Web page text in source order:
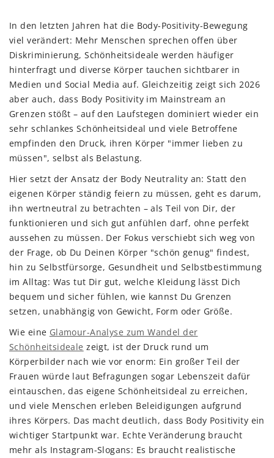
In den letzten Jahren hat die Body-Positivity-Bewegung
viel verändert: Mehr Menschen sprechen offen über
Diskriminierung, Schönheitsideale werden häufiger
hinterfragt und diverse Körper tauchen sichtbarer in
Medien und Social Media auf. Gleichzeitig zeigt sich 2026
aber auch, dass Body Positivity im Mainstream an
Grenzen stößt – auf den Laufstegen dominiert wieder ein
sehr schlankes Schönheitsideal und viele Betroffene
empfinden den Druck, ihren Körper "immer lieben zu
müssen", selbst als Belastung.
Hier setzt der Ansatz der Body Neutrality an: Statt den
eigenen Körper ständig feiern zu müssen, geht es darum,
ihn wertneutral zu betrachten – als Teil von Dir, der
funktionieren und sich gut anfühlen darf, ohne perfekt
aussehen zu müssen. Der Fokus verschiebt sich weg von
der Frage, ob Du Deinen Körper "schön genug" findest,
hin zu Selbstfürsorge, Gesundheit und Selbstbestimmung
im Alltag: Was tut Dir gut, welche Kleidung lässt Dich
bequem und sicher fühlen, wie kannst Du Grenzen
setzen, unabhängig von Gewicht, Form oder Größe.
Wie eine Glamour-Analyse zum Wandel der
Schönheitsideale zeigt, ist der Druck rund um
Körperbilder nach wie vor enorm: Ein großer Teil der
Frauen würde laut Befragungen sogar Lebenszeit dafür
eintauschen, das eigene Schönheitsideal zu erreichen,
und viele Menschen erleben Beleidigungen aufgrund
ihres Körpers. Das macht deutlich, dass Body Positivity ein
wichtiger Startpunkt war. Echte Veränderung braucht
mehr als Instagram-Slogans: Es braucht realistische